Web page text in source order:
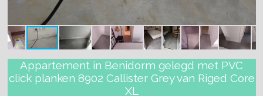
Appartement in Benidorm gelegd met PVC
click planken 8902 Callister Grey van Riged Core
XL